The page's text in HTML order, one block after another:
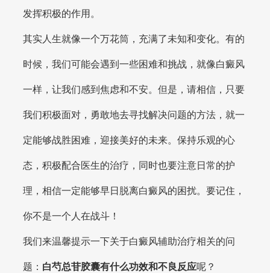
发挥积极的作用。
其实人生就像一个万花筒，充满了未知和变化。有的
时候，我们可能会遇到一些困难和挑战，就像白癜风
一样，让我们感到焦虑和不安。但是，请相信，只要
我们积极面对，勇敢地去寻找解决问题的方法，就一
定能够战胜困难，迎接美好的未来。保持乐观的心
态，积极配合医生的治疗，同时也要注意日常的护
理，相信一定能够早日脱离白癜风的困扰。要记住，
你不是一个人在战斗！
我们来温馨提示一下关于白癜风辅助治疗相关的问
题： 白芍总苷胶囊有什么功效和不良反应呢？